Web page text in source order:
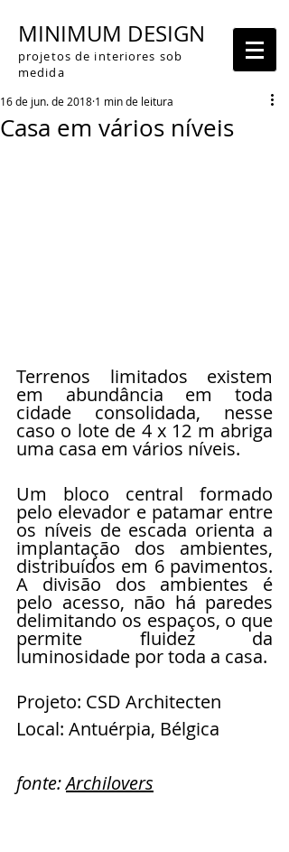
MINIMUM DESIGN
projetos de interiores sob
medida
Casa em vários níveis
16 de jun. de 2018 1 min de leitura
Terrenos limitados existem
em abundância em toda
cidade consolidada, nesse
caso o lote de 4 x 12 m abriga
uma casa em vários níveis.
Um bloco central formado
pelo elevador e patamar entre
os níveis de escada orienta a
implantação dos ambientes,
distribuídos em 6 pavimentos.
A divisão dos ambientes é
pelo acesso, não há paredes
delimitando os espaços, o que
permite fluidez da
luminosidade por toda a casa.
Projeto: CSD Architecten
Local: Antuérpia, Bélgica
fonte: Archilovers